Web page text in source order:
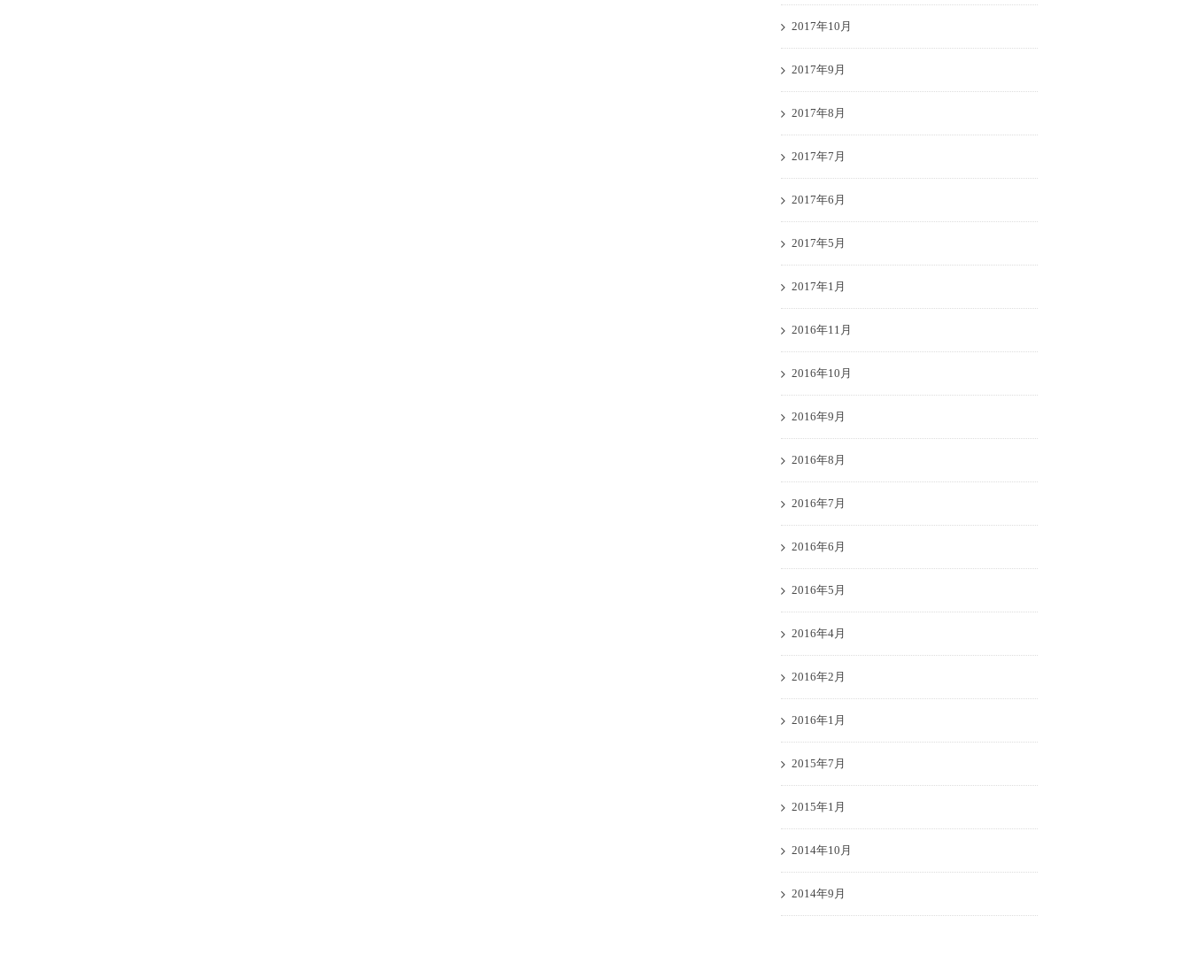
2017年10月
2017年9月
2017年8月
2017年7月
2017年6月
2017年5月
2017年1月
2016年11月
2016年10月
2016年9月
2016年8月
2016年7月
2016年6月
2016年5月
2016年4月
2016年2月
2016年1月
2015年7月
2015年1月
2014年10月
2014年9月